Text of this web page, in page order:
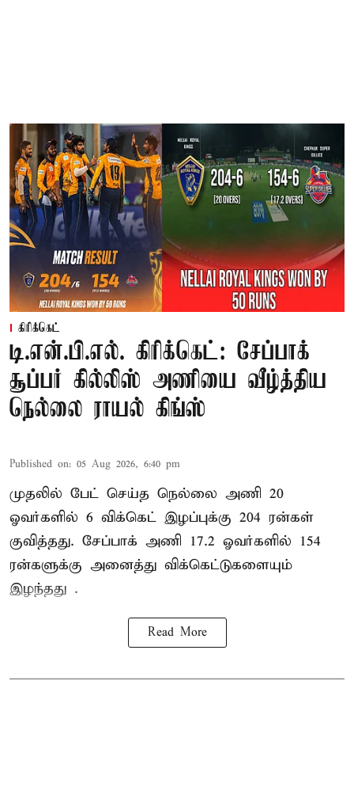
கிரிக்கெட்
டி.என்.பி.எல். கிரிக்கெட்: சேப்பாக்
சூப்பர் கில்லிஸ் அணியை வீழ்த்திய
நெல்லை ராயல் கிங்ஸ்
Published on: 05 Aug 2026, 6:40 pm
முதலில் பேட் செய்த நெல்லை அணி 20
ஓவர்களில் 6 விக்கெட் இழப்புக்கு 204 ரன்கள்
குவித்தது. சேப்பாக் அணி 17.2 ஓவர்களில் 154
ரன்களுக்கு அனைத்து விக்கெட்டுகளையும்
இழந்தது .
Read More